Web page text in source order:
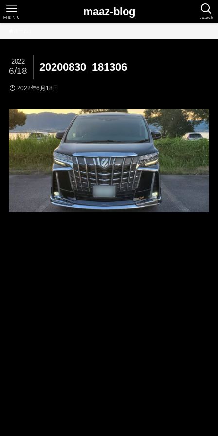
maaz-blog search
ＭＥＮＵ
20200830_181306
2022
6/18
2022年6月18日